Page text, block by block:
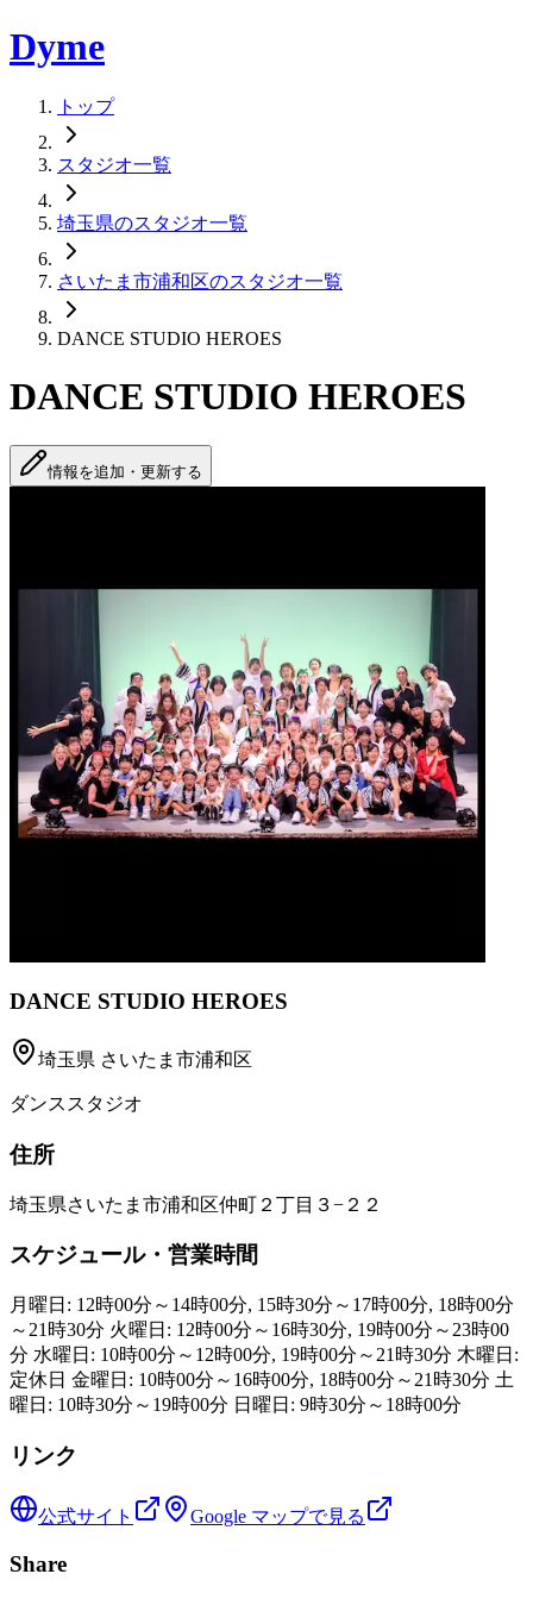
Dyme
トップ
スタジオ一覧
埼玉県のスタジオ一覧
さいたま市浦和区のスタジオ一覧
DANCE STUDIO HEROES
DANCE STUDIO HEROES
情報を追加・更新する
DANCE STUDIO HEROES
埼玉県 さいたま市浦和区
ダンススタジオ
住所
埼玉県さいたま市浦和区仲町２丁目３−２２
スケジュール・営業時間
月曜日: 12時00分～14時00分, 15時30分～17時00分, 18時00分
～21時30分 火曜日: 12時00分～16時30分, 19時00分～23時00
分 水曜日: 10時00分～12時00分, 19時00分～21時30分 木曜日:
定休日 金曜日: 10時00分～16時00分, 18時00分～21時30分 土
曜日: 10時30分～19時00分 日曜日: 9時30分～18時00分
リンク
公式サイト Google マップで見る
Share